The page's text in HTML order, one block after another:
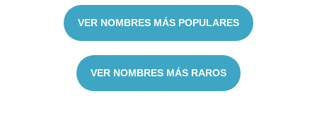
VER NOMBRES MÁS POPULARES
VER NOMBRES MÁS RAROS